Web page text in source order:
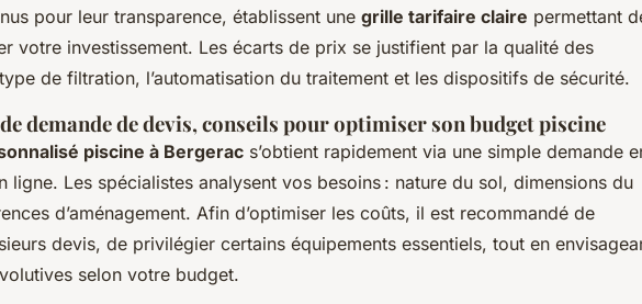
pour leur transparence, établissent une grille tarifaire claire permettant
votre investissement. Les écarts de prix se justifient par la qualité des
de filtration, l’automatisation du traitement et les dispositifs de sécurité.
demande de devis, conseils pour optimiser son budget piscine
piscine à Bergerac s’obtient rapidement via une simple demande
ligne. Les spécialistes analysent vos besoins : nature du sol, dimensions du
d’aménagement. Afin d’optimiser les coûts, il est recommandé de
devis, de privilégier certains équipements essentiels, tout en
selon votre budget.